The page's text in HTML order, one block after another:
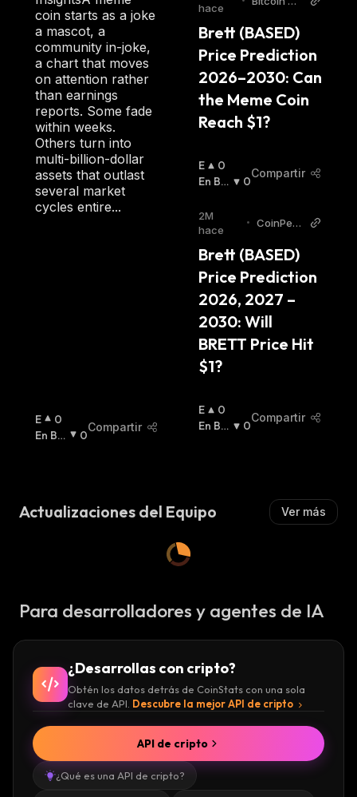
coin starts as a joke
a mascot, a
community in-joke,
a chart that moves
on attention rather
than earnings
reports. Some fade
within weeks.
Others turn into
multi-billion-dollar
assets that outlast
several market
cycles entire...
E
N
:
0
En Baj
0
Compartir
Z
:
hace
Brett (BASED)
Price Prediction
2026–2030: Can
the Meme Coin
Reach $1?
E
N
L
Z
:
0
En Baj
0
Compartir
2M
hace
• CoinPedi
Brett (BASED)
Price Prediction
2026, 2027 –
2030: Will
BRETT Price Hit
$1?
E
N
0
En Baj
0
Compartir
Actualizaciones del Equipo Ver más
Para desarrolladores y agentes de IA
¿Desarrollas con cripto?
Obtén los datos detrás de CoinStats con una sola
clave de API. Descubre la mejor API de cripto
¿Qué es una API de cripto?
API de cripto